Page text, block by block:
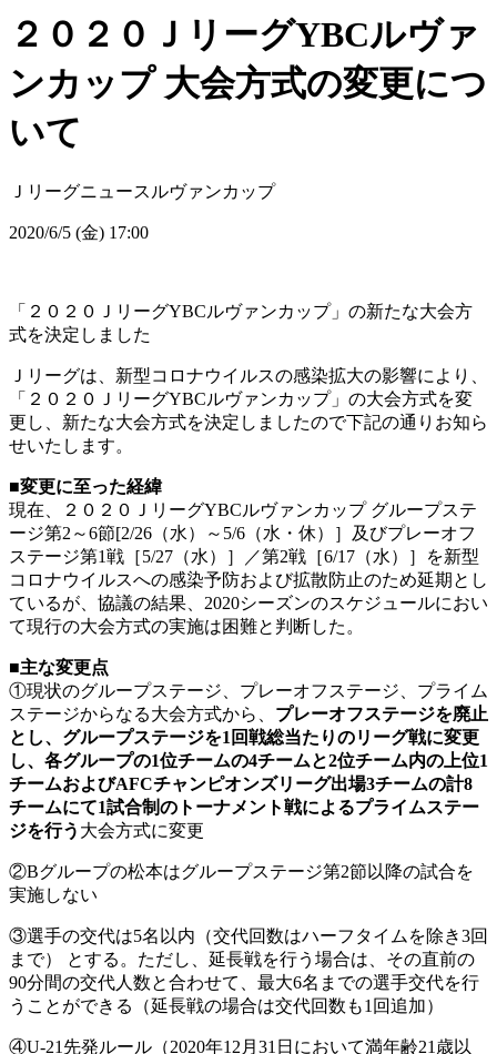
２０２０ＪリーグYBCルヴァ
ンカップ 大会方式の変更につ
いて
Ｊリーグニュース ルヴァンカップ
2020/6/5 (金) 17:00
「２０２０ＪリーグYBCルヴァンカップ」の新たな大会方
式を決定しました
Ｊリーグは、新型コロナウイルスの感染拡大の影響により、
「２０２０ＪリーグYBCルヴァンカップ」の大会方式を変
更し、新たな大会方式を決定しましたので下記の通りお知ら
せいたします。
■変更に至った経緯
現在、２０２０ＪリーグYBCルヴァンカップ グループステ
ージ第2～6節[2/26（水）～5/6（水・休）］及びプレーオフ
ステージ第1戦［5/27（水）］／第2戦［6/17（水）］を新型
コロナウイルスへの感染予防および拡散防止のため延期とし
ているが、協議の結果、2020シーズンのスケジュールにおい
て現行の大会方式の実施は困難と判断した。
■主な変更点
①現状のグループステージ、プレーオフステージ、プライム
ステージからなる大会方式から、 プレーオフステージを廃止
とし、グループステージを1回戦総当たりのリーグ戦に変更
し、各グループの1位チームの4チームと2位チーム内の上位1
チームおよびAFCチャンピオンズリーグ出場3チームの計8
チームにて1試合制のトーナメント戦によるプライムステー
ジを行う 大会方式に変更
②Bグループの松本はグループステージ第2節以降の試合を
実施しない
③選手の交代は5名以内（交代回数はハーフタイムを除き3回
まで） とする。ただし、延長戦を行う場合は、その直前の
90分間の交代人数と合わせて、最大6名までの選手交代を行
うことができる（延長戦の場合は交代回数も1回追加）
④U-21先発ルール（2020年12月31日において満年齢21歳以